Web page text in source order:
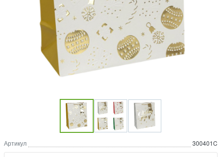
Артикул 300401C